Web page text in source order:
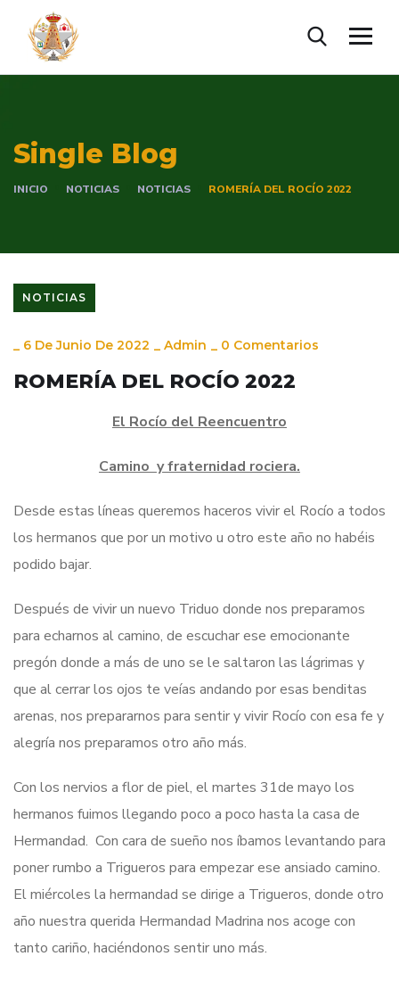
Single Blog
INICIO NOTICIAS NOTICIAS ROMERÍA DEL ROCÍO 2022
NOTICIAS
6 De Junio De 2022 Admin 0 Comentarios
ROMERÍA DEL ROCÍO 2022
El Rocío del Reencuentro
Camino y fraternidad rociera.
Desde estas líneas queremos haceros vivir el Rocío a todos
los hermanos que por un motivo u otro este año no habéis
podido bajar.
Después de vivir un nuevo Triduo donde nos preparamos
para echarnos al camino, de escuchar ese emocionante
pregón donde a más de uno se le saltaron las lágrimas y
que al cerrar los ojos te veías andando por esas benditas
arenas, nos prepararnos para sentir y vivir Rocío con esa fe y
alegría nos preparamos otro año más.
Con los nervios a flor de piel, el martes 31de mayo los
hermanos fuimos llegando poco a poco hasta la casa de
Hermandad. Con cara de sueño nos íbamos levantando para
poner rumbo a Trigueros para empezar ese ansiado camino.
El miércoles la hermandad se dirige a Trigueros, donde otro
año nuestra querida Hermandad Madrina nos acoge con
tanto cariño, haciéndonos sentir uno más.